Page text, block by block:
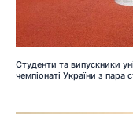
Студенти та випускники
чемпіонаті України з пара